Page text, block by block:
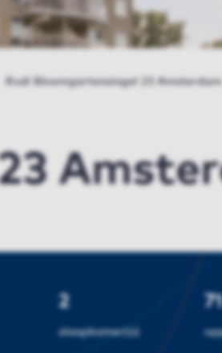
Rudi Bloemgartensingel 23 Amsterdam
2
slaapkamer(s)